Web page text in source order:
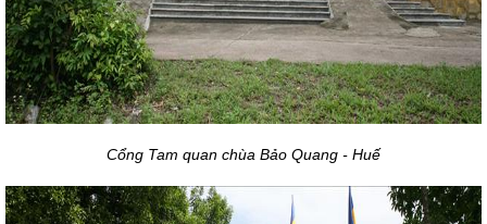
Cổng Tam quan chùa Bảo Quang - Huế